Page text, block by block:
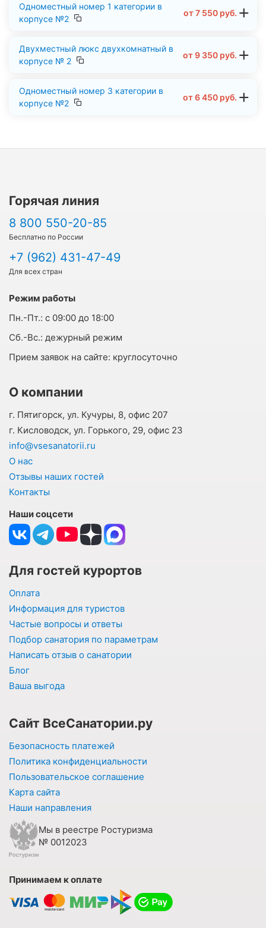
Одноместный номер 1 категории в
корпусе №2
от7 550 руб.
Двухместный люкс двухкомнатный в
корпусе № 2
от9 350 руб.
Одноместный номер 3 категории в
корпусе №2
от6 450 руб.
Горячая линия
8 800 550-20-85
Бесплатно по России
+7 (962) 431-47-49
Для всех стран
Режим работы
Пн.-Пт.: с 09:00 до 18:00
Cб.-Вс.: дежурный режим
Прием заявок на сайте: круглосуточно
О компании
г. Пятигорск, ул. Кучуры, 8, офис 207
г. Кисловодск, ул. Горького, 29, офис 23
info@vsesanatorii.ru
О нас
Отзывы наших гостей
Контакты
Наши соцсети
Для гостей курортов
Оплата
Информация для туристов
Частые вопросы и ответы
Подбор санатория по параметрам
Написать отзыв о санатории
Блог
Ваша выгода
Сайт ВсеСанатории.ру
Безопасность платежей
Политика конфиденциальности
Пользовательское соглашение
Карта сайта
Наши направления
Мы в реестре Ростуризма
№ 0012023
Принимаем к оплате